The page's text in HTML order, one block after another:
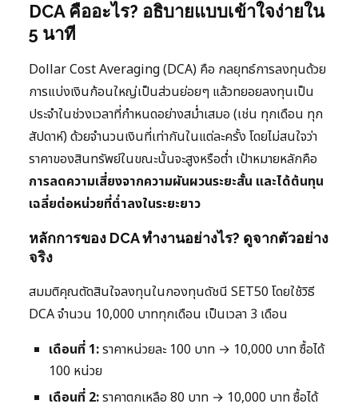
DCA คืออะไร? อธิบายแบบเข้าใจง่ายใน
5 นาที
Dollar Cost Averaging (DCA) คือ กลยุทธ์การลงทุนด้วย
การแบ่งเงินก้อนใหญ่เป็นส่วนย่อยๆ แล้วทยอยลงทุนเป็น
ประจำในช่วงเวลาที่กำหนดอย่างสม่ำเสมอ (เช่น ทุกเดือน ทุก
สัปดาห์) ด้วยจำนวนเงินที่เท่ากันในแต่ละครั้ง โดยไม่สนใจว่า
ราคาของสินทรัพย์ในขณะนั้นจะสูงหรือต่ำ เป้าหมายหลักคือ
การลดความเสี่ยงจากความผันผวนระยะสั้น และได้ต้นทุน
เฉลี่ยต่อหน่วยที่ต่ำลงในระยะยาว
หลักการของ DCA ทำงานอย่างไร? ดูจากตัวอย่าง
จริง
สมมติคุณตัดสินใจลงทุนในกองทุนดัชนี SET50 โดยใช้วิธี
DCA จำนวน 10,000 บาททุกเดือน เป็นเวลา 3 เดือน
เดือนที่ 1:ราคาหน่วยละ 100 บาท → 10,000 บาท ซื้อได้
100 หน่วย
เดือนที่ 2:ราคาตกเหลือ 80 บาท → 10,000 บาท ซื้อได้